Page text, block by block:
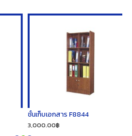
ชั้นเก็บเอกสาร F8844
3,000.00฿